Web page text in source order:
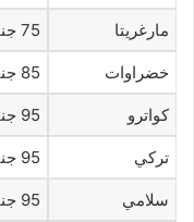
مارغريتا 75 جنيه
خضراوات 85 جنيه
كواترو 95 جنيه
تركي 95 جنيه
سلامي 95 جنيه